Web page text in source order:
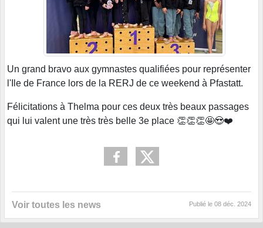
Un grand bravo aux gymnastes qualifiées pour représenter
l'Ile de France lors de la RERJ de ce weekend à Pfastatt.
Félicitations à Thelma pour ces deux très beaux passages
qui lui valent une très très belle 3e place 👏👏👏🤩😍❤️
Voir toutes les news Publié le 08 déc. 2024